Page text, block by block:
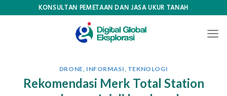
KONSULTAN PEMETAAN DAN JASA UKUR TANAH
DRONE, INFORMASI, TEKNOLOGI
Rekomendasi Merk Total Station